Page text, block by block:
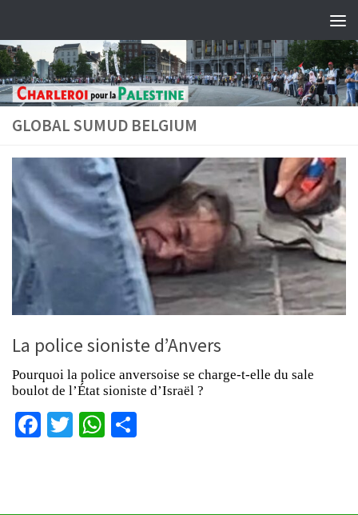
GLOBAL SUMUD BELGIUM
La police sioniste d’Anvers
Pourquoi la police anversoise se charge-t-elle du sale
boulot de l’État sioniste d’Israël ?
Facebook
TwitterWhatsApp